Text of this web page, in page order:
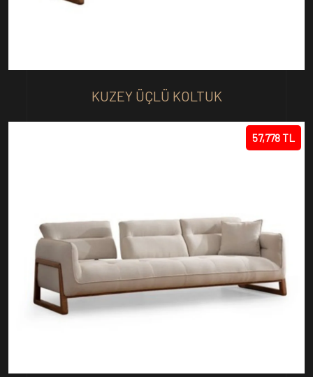
KUZEY ÜÇLÜ KOLTUK
57,778 TL